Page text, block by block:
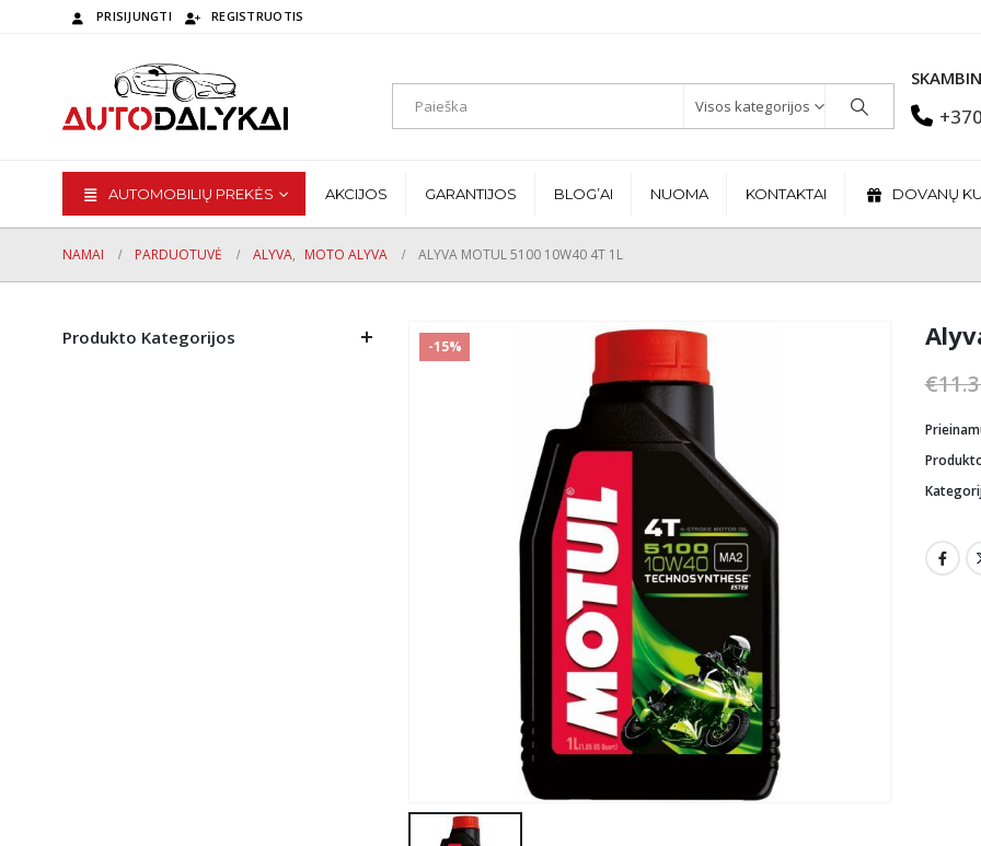
PRISIJUNGTI REGISTRUOTIS
Visos kategorijos
AUTOMOBILIŲ PREKĖS AKCIJOS GARANTIJOS BLOG’AI NUOMA KONTAKTAI DOVANŲ
NAMAI PARDUOTUVĖ ALYVA, MOTO ALYVA ALYVA MOTUL 5100 10W40 4T 1L
-15%
€
Produkto Kategorijos